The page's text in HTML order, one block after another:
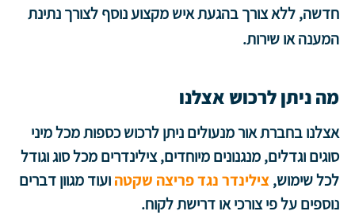
חדשה, ללא צורך בהגעת איש מקצוע נוסף לצורך נתינת
המענה או שירות.
מה ניתן לרכוש אצלנו
אצלנו בחברת אור מנעולים ניתן לרכוש כספות מכל מיני
סוגים וגדלים, מנגנונים מיוחדים, צילינדרים מכל סוג וגודל
לכל שימוש,צילינדר נגד פריצה שקטהועוד מגוון דברים
נוספים על פי צורכי או דרישת לקוח.